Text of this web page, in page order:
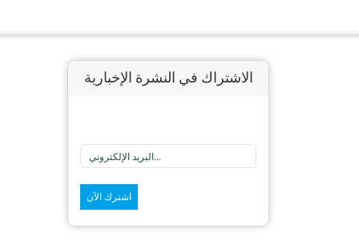
الاشتراك في النشرة الإخبارية